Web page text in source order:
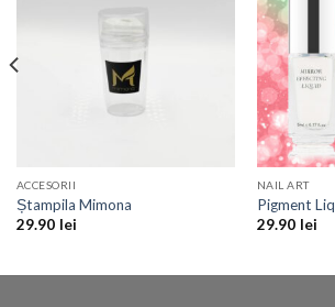
ACCESORII
Ștampila Mimona
29.90 lei
NAIL ART
Pigment
29.90 lei